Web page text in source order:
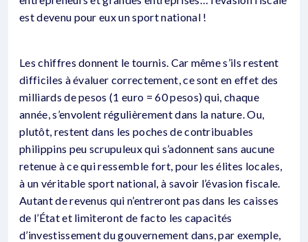
est devenu pour eux un sport national !
Les chiffres donnent le tournis. Car même s’ils restent
difficiles à évaluer correctement, ce sont en effet des
milliards de pesos (1 euro = 60 pesos) qui, chaque
année, s’envolent régulièrement dans la nature. Ou,
plutôt, restent dans les poches de contribuables
philippins peu scrupuleux qui s’adonnent sans aucune
retenue à ce qui ressemble fort, pour les élites locales,
à un véritable sport national, à savoir l’évasion fiscale.
Autant de revenus qui n’entreront pas dans les caisses
de l’État et limiteront de facto les capacités
d’investissement du gouvernement dans, par exemple,